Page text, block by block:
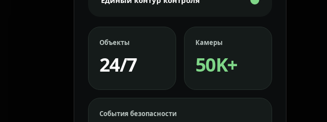
Объекты
24/7
Камеры
50K+
События безопасности